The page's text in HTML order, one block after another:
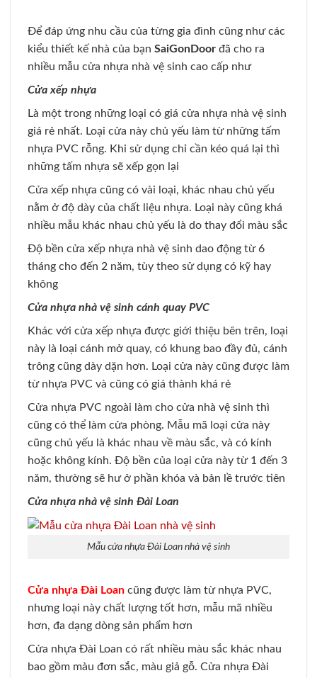
Để đáp ứng nhu cầu của từng gia đình cũng như các
kiểu thiết kế nhà của bạn SaiGonDoor đã cho ra
nhiều mẫu cửa nhựa nhà vệ sinh cao cấp như
Cửa xếp nhựa
Là một trong những loại có giá cửa nhựa nhà vệ sinh
giá rẻ nhất. Loại cửa này chủ yếu làm từ những tấm
nhựa PVC rỗng. Khi sử dụng chỉ cần kéo quá lại thì
những tấm nhựa sẽ xếp gọn lại
Cửa xếp nhựa cũng có vài loại, khác nhau chủ yếu
nằm ở độ dày của chất liệu nhựa. Loại này cũng khá
nhiều mẫu khác nhau chủ yếu là do thay đổi màu sắc
Độ bền cửa xếp nhựa nhà vệ sinh dao động từ 6
tháng cho đến 2 năm, tùy theo sử dụng có kỹ hay
không
Cửa nhựa nhà vệ sinh cánh quay PVC
Khác với cửa xếp nhựa được giới thiệu bên trên, loại
này là loại cánh mở quay, có khung bao đầy đủ, cánh
trông cũng dày dặn hơn. Loại cửa này cũng được làm
từ nhựa PVC và cũng có giá thành khá rẻ
Cửa nhựa PVC ngoài làm cho cửa nhà vệ sinh thì
cũng có thể làm cửa phòng. Mẫu mã loại cửa này
cũng chủ yếu là khác nhau về màu sắc, và có kính
hoặc không kính. Độ bền của loại cửa này từ 1 đến 3
năm, thường sẽ hư ở phần khóa và bản lề trước tiên
Cửa nhựa nhà vệ sinh Đài Loan
Mẫu cửa nhựa Đài Loan nhà vệ sinh
Cửa nhựa Đài Loan cũng được làm từ nhựa PVC,
nhưng loại này chất lượng tốt hơn, mẫu mã nhiều
hơn, đa dạng dòng sản phẩm hơn
Cửa nhựa Đài Loan có rất nhiều màu sắc khác nhau
bao gồm màu đơn sắc, màu giả gỗ. Cửa nhựa Đài